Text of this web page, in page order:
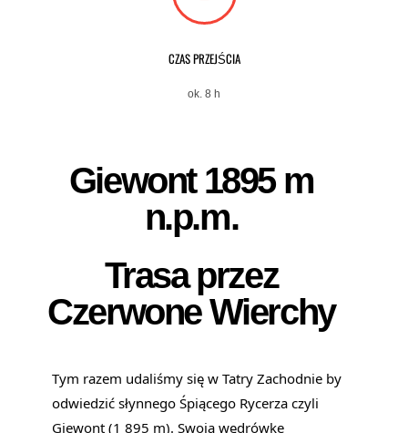
Giewont 1895 m
n.p.m.
Trasa przez
Czerwone Wierchy
Tym razem udaliśmy się w Tatry Zachodnie by
odwiedzić słynnego Śpiącego Rycerza czyli
Giewont (1 895 m). Swoją wędrówke
CZAS PRZEJŚCIA
ok. 8 h